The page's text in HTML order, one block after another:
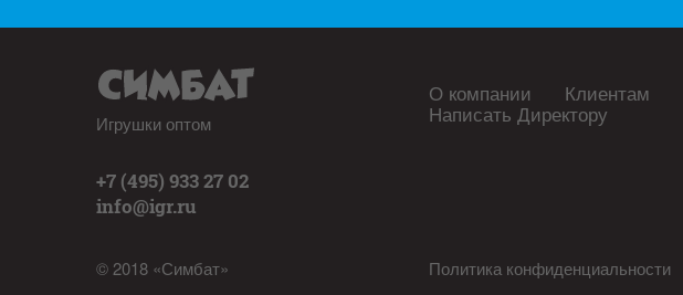
Игрушки оптом
+7 (495) 933 27 02
info@igr.ru
© 2018 «Симбат»
О компании Клиентам
Написать Директору
Политика конфиденциальности